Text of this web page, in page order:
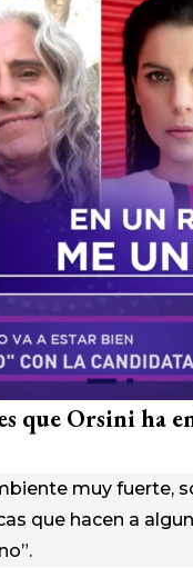
que Orsini ha
muy fuerte,
que hacen a